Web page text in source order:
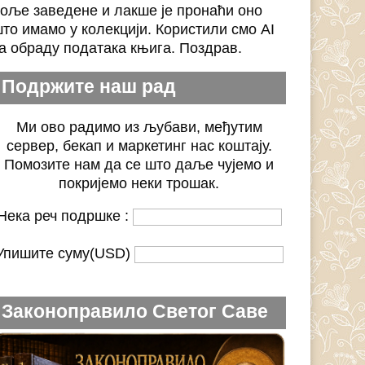
заведене и лакше је пронаћи оно
имамо у колекцији. Користили смо AI
обраду података књига. Поздрав.
Подржите наш рад
Ми ово радимо из љубави, међутим
сервер, бекап и маркетинг нас коштају.
Помозите нам да се што даље чујемо и
покријемо неки трошак.
реч подршке :
суму(USD)
Законоправило Светог Саве